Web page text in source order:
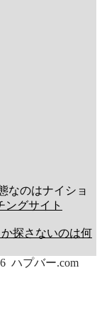
なのはナイショ
探さないのは何
ハプバー.com